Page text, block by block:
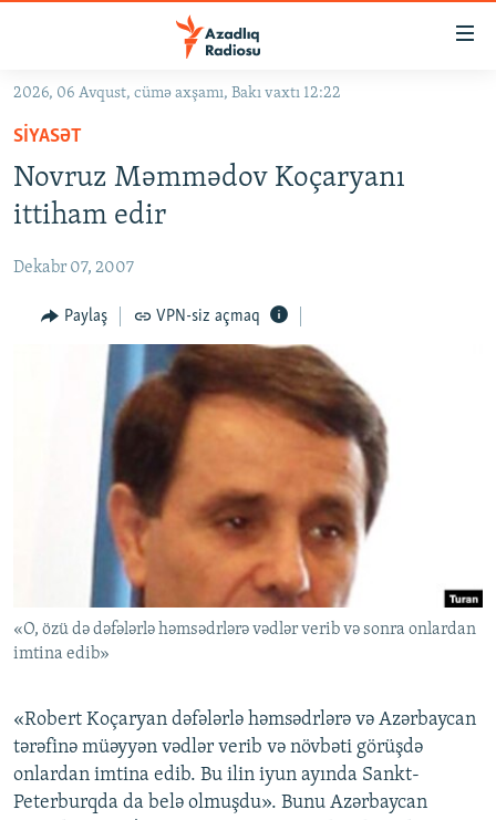
Əsas
qayıt
Əsas
naviqasiyaya
qayıt
Axtarışa
GÜNDƏM
KORRUPSIOMETR
FƏRQƏ BAX
QANUNI DOĞRU
ARAŞDIRMA
MULTIMEDIA
FOTOQALEREYA
İNFOQRAFIKA
KARIKATURA
RADIO ARXIV
AZƏRBAYCAN ƏDƏBIYYATI KITABXANASI
İSLAM VƏ DEMOKRATIYA
İZ - MƏDƏNIYYƏT PROQRAMI
HAQQIMIZDA
MISSIYAMIZ
PEŞƏ ETIKASI VƏ JURNALISTIKA STANDARTLARIMIZ
MATERIALLARIMIZDAN ISTIFADƏ
AZADLIQRADIOSU MOBIL TELEFONUNUZDA
XƏBƏR BÜLLETENLƏRIMIZ
RFE/RL-in bütün saytları
2026, 06 Avqust, cümə axşamı, Bakı vaxtı 12:22
SIYASƏT
Novruz Məmmədov Koçaryanı
ittiham edir
Dekabr 07, 2007
Paylaş VPN-siz açmaq
«O, özü də dəfələrlə həmsədrlərə vədlər verib və sonra onlardan
imtina edib»
«Robert Koçaryan dəfələrlə həmsədrlərə və Azərbaycan
tərəfinə müəyyən vədlər verib və növbəti görüşdə
onlardan imtina edib. Bu ilin iyun ayında Sankt-
Peterburqda da belə olmuşdu». Bunu Azərbaycan